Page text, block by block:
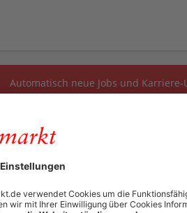
Automatisch neue Jobs und